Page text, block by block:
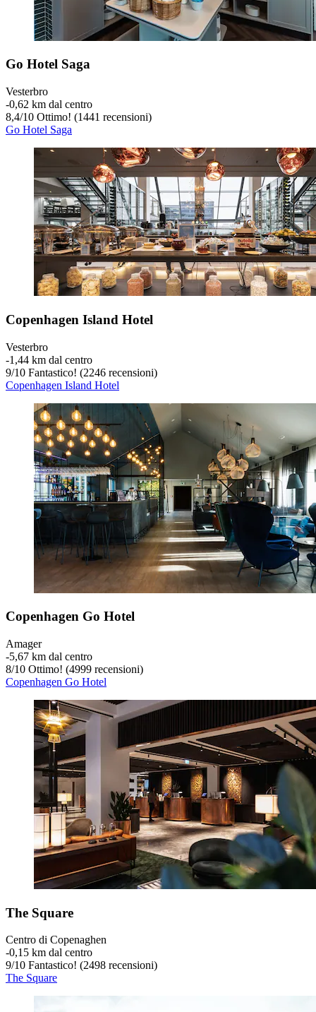
Go Hotel Saga
Vesterbro
‐0,62 km dal centro
8,4/10 Ottimo! (1441 recensioni)
Go Hotel Saga
Copenhagen Island Hotel
Vesterbro
‐1,44 km dal centro
9/10 Fantastico! (2246 recensioni)
Copenhagen Island Hotel
Copenhagen Go Hotel
Amager
‐5,67 km dal centro
8/10 Ottimo! (4999 recensioni)
Copenhagen Go Hotel
The Square
Centro di Copenaghen
‐0,15 km dal centro
9/10 Fantastico! (2498 recensioni)
The Square